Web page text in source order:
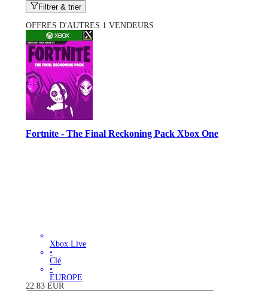
Filtrer & trier
OFFRES D'AUTRES 1 VENDEURS
Fortnite - The Final Reckoning Pack Xbox One
Xbox Live
•
Clé
•
EUROPE
22.83 EUR